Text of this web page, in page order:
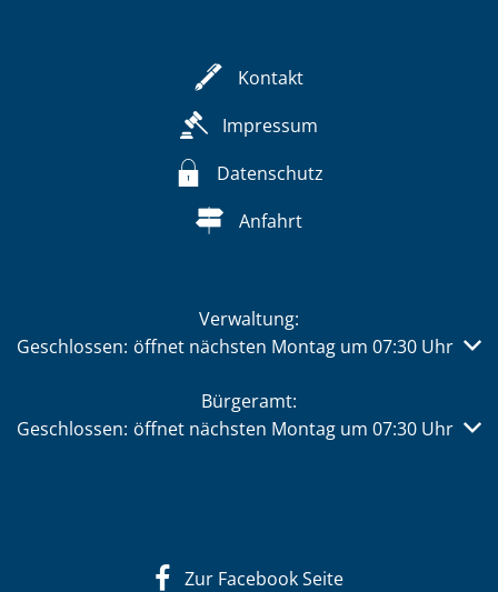
Kontakt
Impressum
Datenschutz
Anfahrt
Verwaltung:
Klicken, um weitere Öffnungs- oder Schließzeiten
Geschlossen: öffnet nächsten Montag um 07:30 Uhr
Bürgeramt:
Klicken, um weitere Öffnungs- oder Schließzeiten
Geschlossen: öffnet nächsten Montag um 07:30 Uhr
Zur Facebook Seite